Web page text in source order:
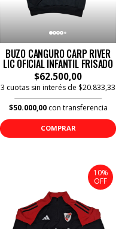
BUZO CANGURO CARP RIVER
LIC OFICIAL INFANTIL FRISADO
$62.500,00
3 cuotas sin interés de $20.833,33
$50.000,00con transferencia
COMPRAR
10%
OFF